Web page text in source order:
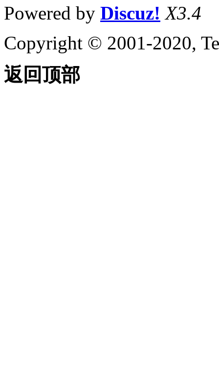
Powered by Discuz! X3.4
Copyright © 2001-2020,
返回顶部